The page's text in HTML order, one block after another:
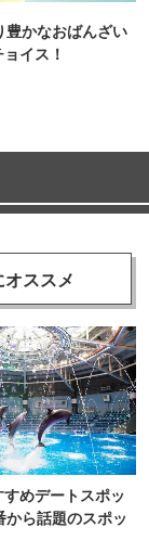
豊かなおばんざい
イス！
ススメ
すめデートスポッ
から話題のスポッ